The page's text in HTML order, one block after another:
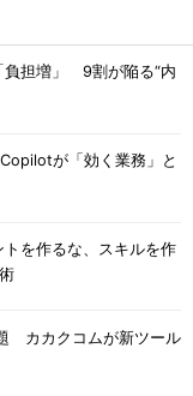
負担増」 9割が陥る“内
が「効く業務」と
を作るな、スキルを作
カカクコムが新ツール